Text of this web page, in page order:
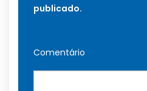
publicado.
Comentário